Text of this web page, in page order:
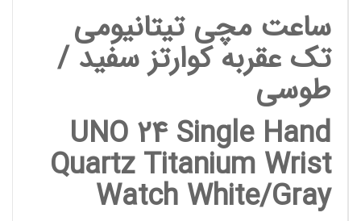
ساعت مچی تیتانیومی
تک عقربه کوارتز سفید /
طوسی
UNO 24 Single Hand
Quartz Titanium Wrist
Watch White/Gray